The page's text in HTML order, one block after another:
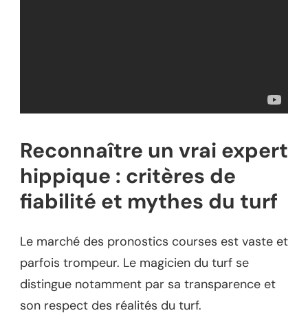
Reconnaître un vrai expert
hippique : critères de
fiabilité et mythes du turf
Le marché des pronostics courses est vaste et
parfois trompeur. Le magicien du turf se
distingue notamment par sa transparence et
son respect des réalités du turf.